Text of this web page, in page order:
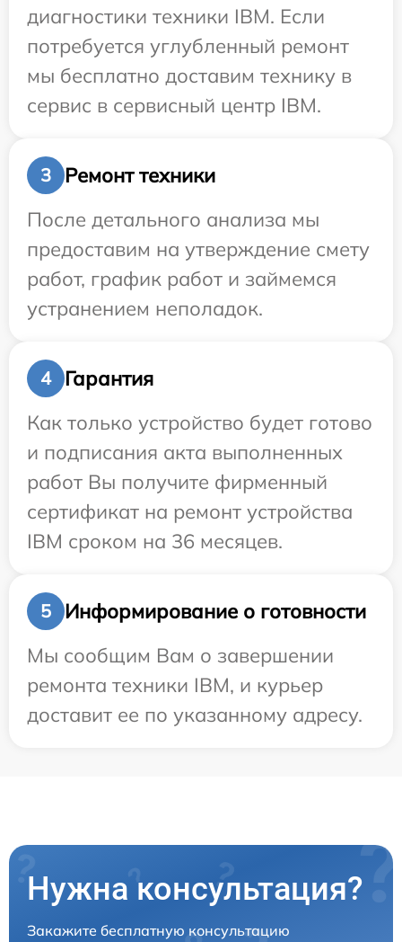
диагностики техники IBM. Если
потребуется углубленный ремонт
мы бесплатно доставим технику в
сервис в сервисный центр IBM.
3
Ремонт техники
После детального анализа мы
предоставим на утверждение смету
работ, график работ и займемся
устранением неполадок.
4
Гарантия
Как только устройство будет готово
и подписания акта выполненных
работ Вы получите фирменный
сертификат на ремонт устройства
IBM сроком на 36 месяцев.
5
Информирование о готовности
Мы сообщим Вам о завершении
ремонта техники IBM, и курьер
доставит ее по указанному адресу.
Нужна консультация?
Закажите бесплатную консультацию